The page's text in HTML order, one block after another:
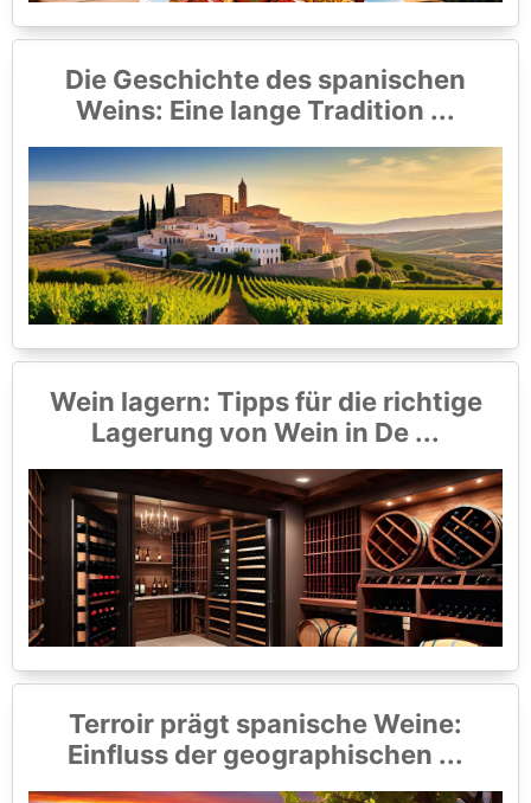
Die Geschichte des spanischen
Weins: Eine lange Tradition ...
Wein lagern: Tipps für die richtige
Lagerung von Wein in De ...
Terroir prägt spanische Weine:
Einfluss der geographischen ...